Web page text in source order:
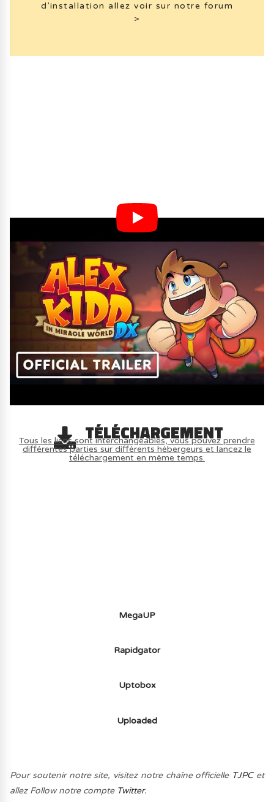
d’installation allez voir sur notre forum
>
TÉLÉCHARGEMENT
Tous les liens sont interchangeables, vous pouvez prendre
différentes parties sur différents hébergeurs et lancez le
téléchargement en même temps.
MegaUP
Rapidgator
Uptobox
Uploaded
Pour soutenir notre site, visitez notre chaîne officielle TJPCet
allez Follow notre compte Twitter.